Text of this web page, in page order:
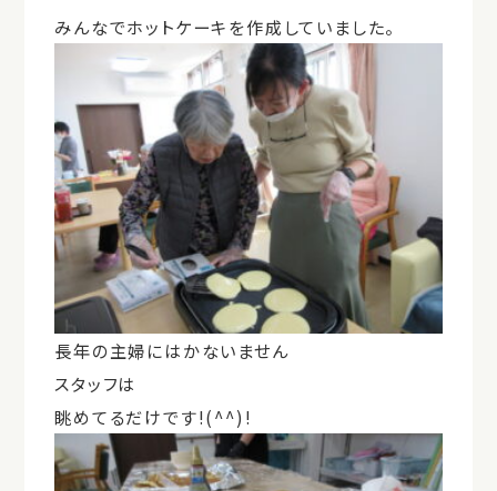
みんなでホットケーキを作成していました。
長年の主婦にはかないません
スタッフは
眺めてるだけです!(^^)!